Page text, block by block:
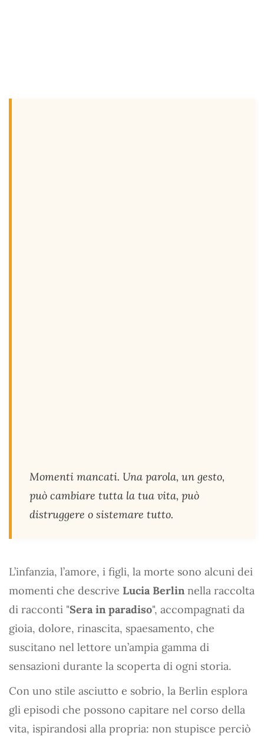
Momenti mancati. Una parola, un gesto,
può cambiare tutta la tua vita, può
distruggere o sistemare tutto.
L’infanzia, l’amore, i figli, la morte sono alcuni dei
momenti che descrive Lucia Berlin nella raccolta
di racconti "Sera in paradiso", accompagnati da
gioia, dolore, rinascita, spaesamento, che
suscitano nel lettore un’ampia gamma di
sensazioni durante la scoperta di ogni storia.
Con uno stile asciutto e sobrio, la Berlin esplora
gli episodi che possono capitare nel corso della
vita, ispirandosi alla propria: non stupisce perciò